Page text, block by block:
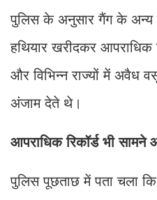
पुलिस के अनुसार गैंग के
हथियार खरीदकर आपराधिक
और विभिन्न राज्यों में अवैध
अंजाम देते थे।
आपराधिक रिकॉर्ड भी सामने
पुलिस पूछताछ में पता चला